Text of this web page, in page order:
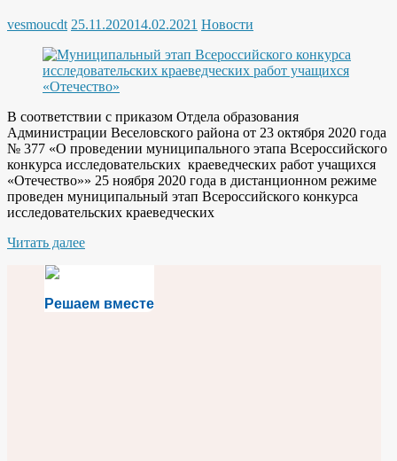
vesmoucdt 25.11.202014.02.2021 Новости
В соответствии с приказом Отдела образования
Администрации Веселовского района от 23 октября 2020 года
№ 377 «О проведении муниципального этапа Всероссийского
конкурса исследовательских краеведческих работ учащихся
«Отечество»» 25 ноября 2020 года в дистанционном режиме
проведен муниципальный этап Всероссийского конкурса
исследовательских краеведческих
Читать далее
Решаем вместе